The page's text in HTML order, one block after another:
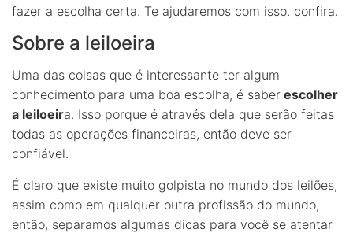
fazer a escolha certa. Te ajudaremos com isso. confira.
Sobre a leiloeira
Uma das coisas que é interessante ter algum
conhecimento para uma boa escolha, é saber escolher
a leiloeira. Isso porque é através dela que serão feitas
todas as operações financeiras, então deve ser
confiável.
É claro que existe muito golpista no mundo dos leilões,
assim como em qualquer outra profissão do mundo,
então, separamos algumas dicas para você se atentar